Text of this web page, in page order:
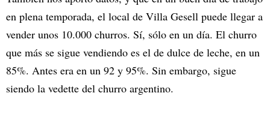
en plena temporada, el local de Villa Gesell puede llegar a
vender unos 10.000 churros. Sí, sólo en un día. El churro
que más se sigue vendiendo es el de dulce de leche, en un
85%. Antes era en un 92 y 95%. Sin embargo, sigue
siendo la vedette del churro argentino.